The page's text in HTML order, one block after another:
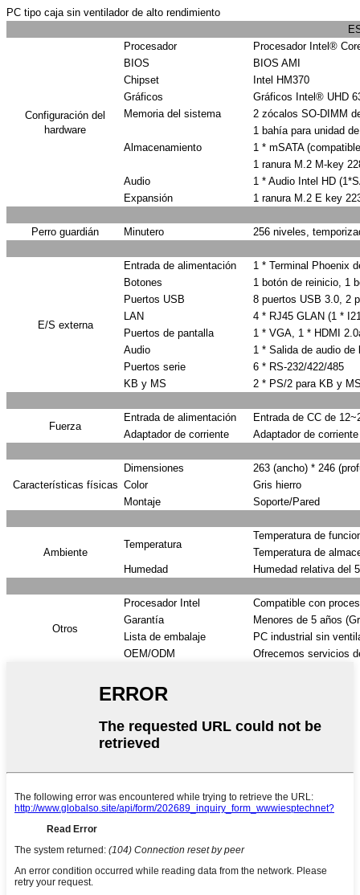
PC tipo caja sin ventilador de alto rendimiento
Configuración del
hardware
Procesador
Procesador Intel®
BIOS
BIOS AMI
Chipset
Intel HM370
Gráficos
Gráficos Intel® UHD
Memoria del sistema
2 zócalos SO-DIMM
Almacenamiento
1 bahía para unidad
1 * mSATA
1 ranura M.2 M-key
Audio
1 * Audio Intel HD
Expansión
1 ranura M.2 E key
Perro guardián Minutero 256 niveles,
E/S externa
Entrada de alimentación
1 * Terminal Phoenix
Botones
1 botón de reinicio, 1
Puertos USB
8 puertos USB 3.0, 2
LAN
4 * RJ45 GLAN (1 *
Puertos de pantalla
1 * VGA, 1 * HDMI
Audio
1 * Salida de audio
Puertos serie
6 * RS-232/422/485
KB y MS
2 * PS/2 para KB y
Fuerza
Entrada de alimentación
Entrada de CC de
Adaptador de corriente
Adaptador de
Características físicas
Dimensiones
263 (ancho) * 246
Color
Gris hierro
Montaje
Soporte/Pared
Ambiente
Temperatura
Temperatura de
Temperatura de
Humedad
Humedad relativa del
Otros
Procesador Intel
Compatible con
Garantía
Menores de 5 años
Lista de embalaje
PC industrial sin
OEM/ODM
Ofrecemos servicios